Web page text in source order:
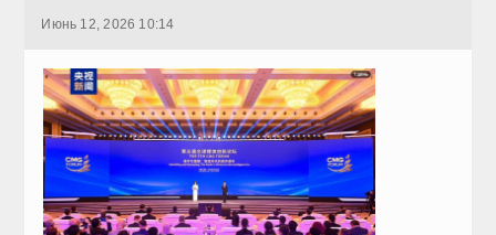
Июнь 12, 2026 10:14